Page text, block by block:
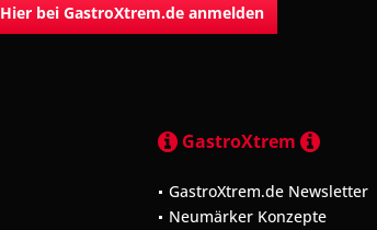
Hier bei GastroXtrem.de anmelden
GastroXtrem
GastroXtrem.de Newsletter
Neumärker Konzepte